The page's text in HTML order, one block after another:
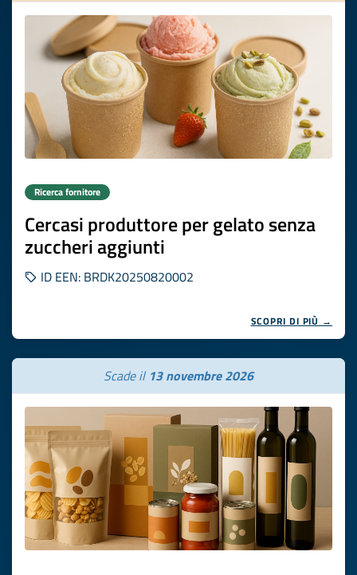
Ricerca fornitore
Cercasi produttore per gelato senza
zuccheri aggiunti
ID EEN: BRDK20250820002
SCOPRI DI PIÙ →
Scade il 13 novembre 2026